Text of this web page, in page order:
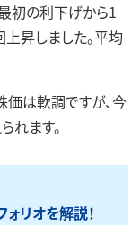
初の利下げから1
昇しました。平均
は軟調ですが、今
れます。
リオを解説！